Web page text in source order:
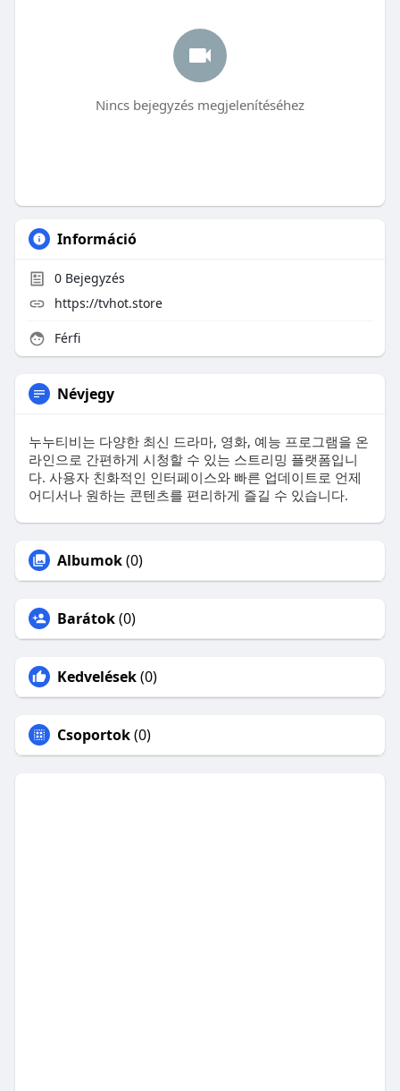
Nincs bejegyzés megjelenítéséhez
Információ
0Bejegyzés
https://tvhot.store
Férfi
Névjegy
누누티비는 다양한 최신 드라마, 영화, 예능 프로그램을 온
라인으로 간편하게 시청할 수 있는 스트리밍 플랫폼입니
다. 사용자 친화적인 인터페이스와 빠른 업데이트로 언제
어디서나 원하는 콘텐츠를 편리하게 즐길 수 있습니다.
Albumok(0)
Barátok(0)
Kedvelések(0)
Csoportok(0)